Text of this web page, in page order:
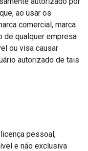
ao usar os
comercial, marca
de qualquer empresa
ou visa causar
autorizado de tais
pessoal,
e não exclusiva